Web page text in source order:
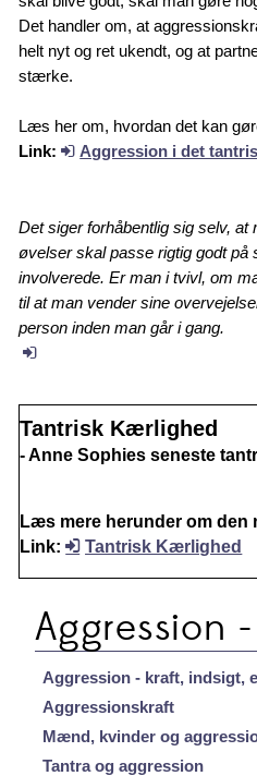
Det handler om, at
helt nyt og ret ukendt, og at
stærke.
Læs her om, hvordan det kan
Link:
Aggression i det
Det siger forhåbentlig sig selv, at
øvelser skal passe rigtig godt på
involverede. Er man i tvivl, om
til at man vender sine
person inden man går i gang.
Tantrisk Kærlighed
- Anne Sophies seneste
Læs mere herunder om den
Link:
Tantrisk Kærlighed
Aggression
Aggression - kraft, indsigt,
Aggressionskraft
Mænd, kvinder og
Tantra og aggression